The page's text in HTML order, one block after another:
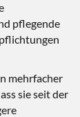
pflegende
mehrfacher
sie seit der